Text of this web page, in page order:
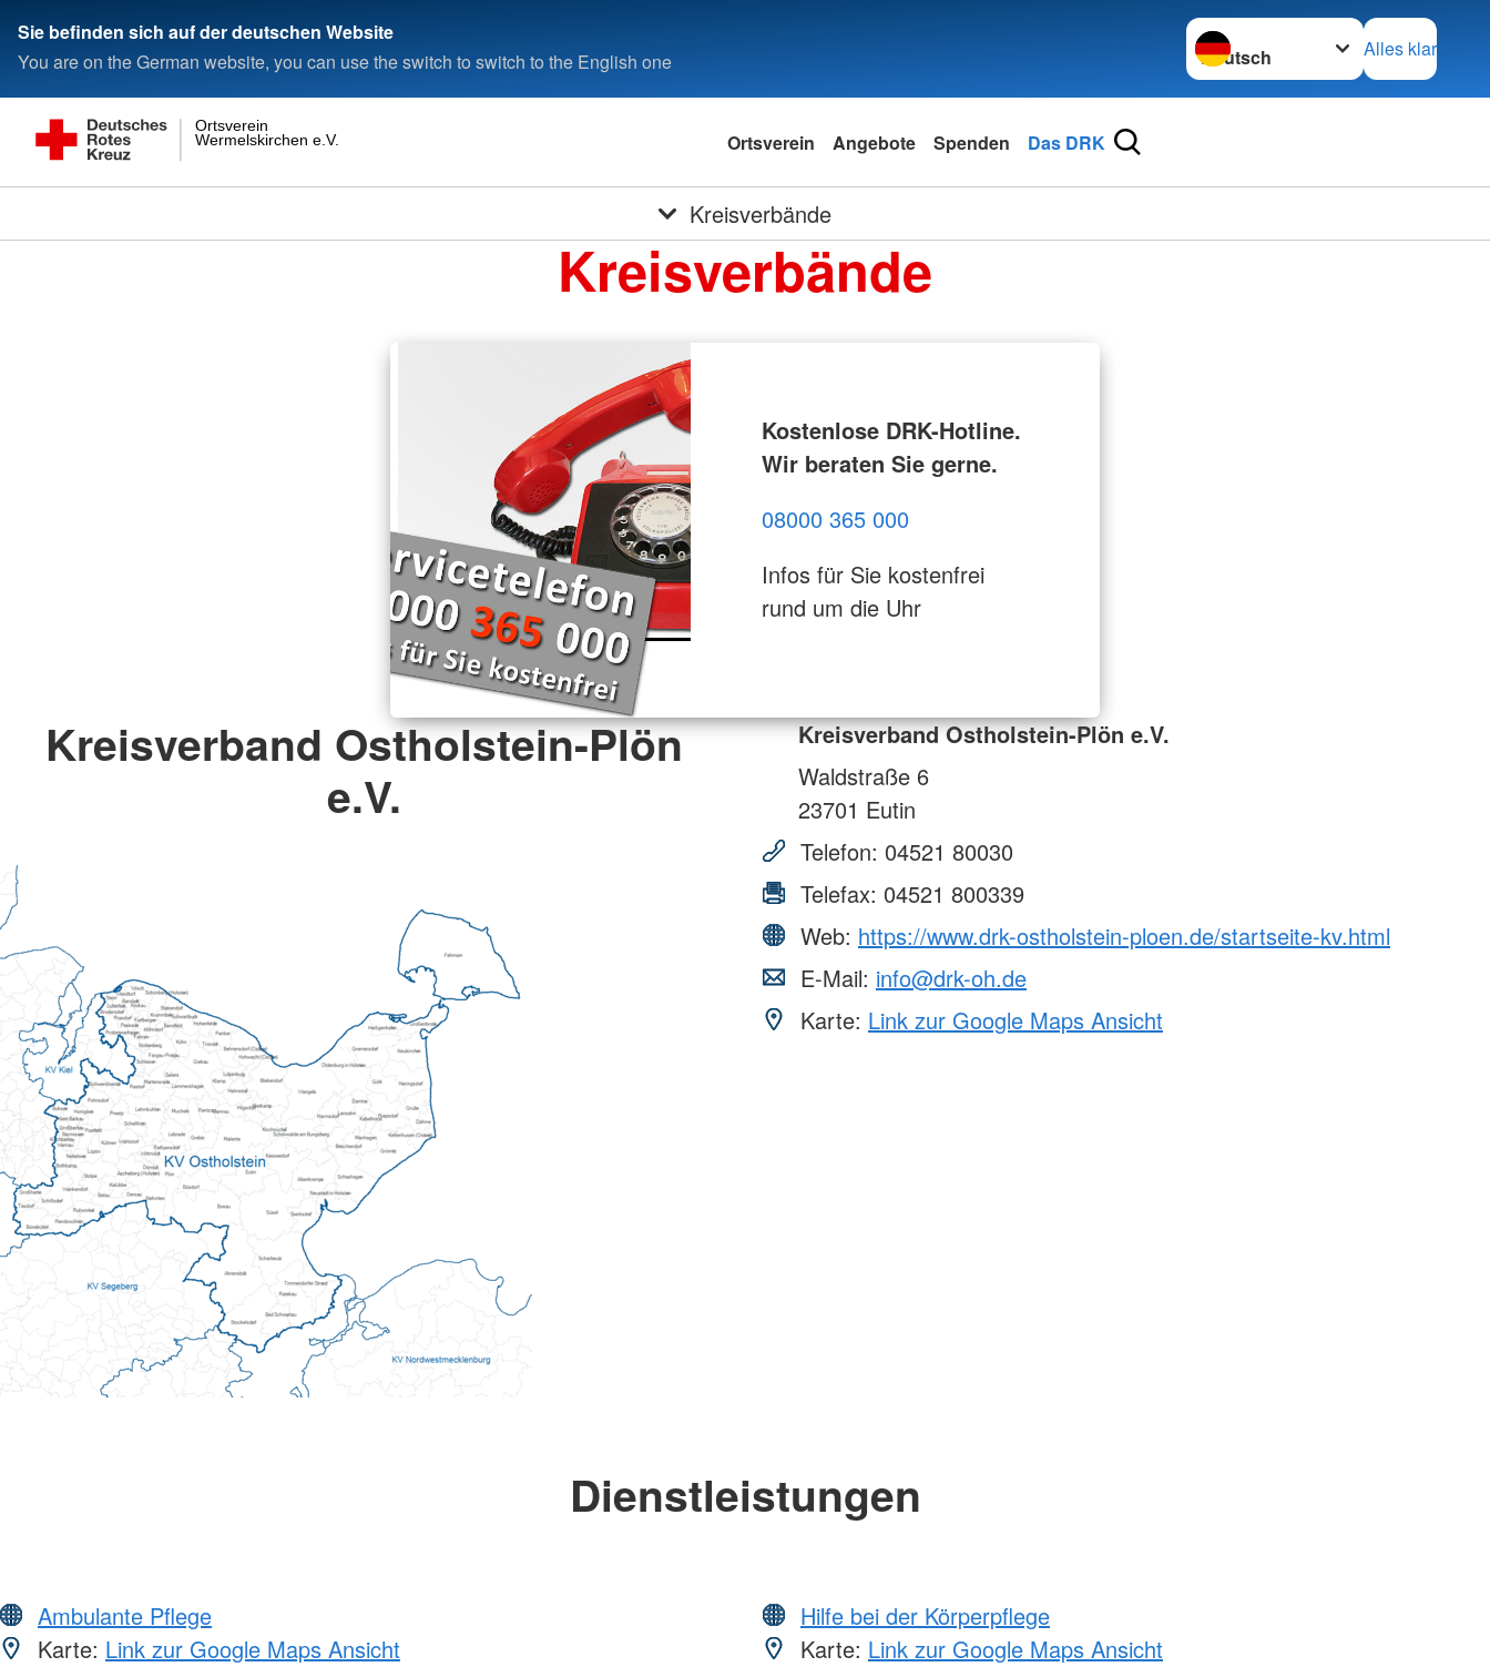
Sie befinden sich auf der deutschen Website
You are on the German website, you can use the switch to switch to the English one
Sprache wechseln zu
Alles klar
Wermelskirchen e.V.
Ortsverein
Ortsverein Angebote Spenden Das DRK
Kreisverbände
Kreisverbände
Kostenlose DRK-Hotline.
Wir beraten Sie gerne.
08000 365 000
Infos für Sie kostenfrei
rund um die Uhr
Kreisverband Ostholstein-Plön
e.V.
Kreisverband Ostholstein-Plön e.V.
Waldstraße 6
23701 Eutin
Telefon: 04521 80030
Telefax: 04521 800339
Web: https://www.drk-ostholstein-ploen.de/startseite-kv.html
E-Mail: info@drk-oh.de
Karte: Link zur Google Maps Ansicht
Dienstleistungen
Ambulante Pflege
Karte: Link zur Google Maps Ansicht
Hilfe bei der Körperpflege
Karte: Link zur Google Maps Ansicht